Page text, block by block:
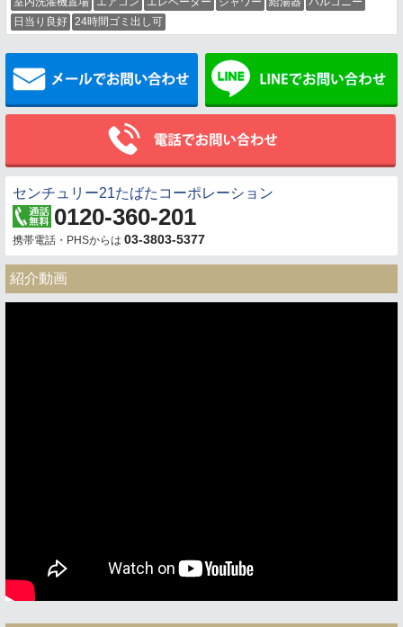
日当り良好 24時間ゴミ出し可
メールでお問い合わせ
センチュリー21たばたコーポレーション
0120-360-201
携帯電話・PHSからは 03-3803-5377
紹介動画